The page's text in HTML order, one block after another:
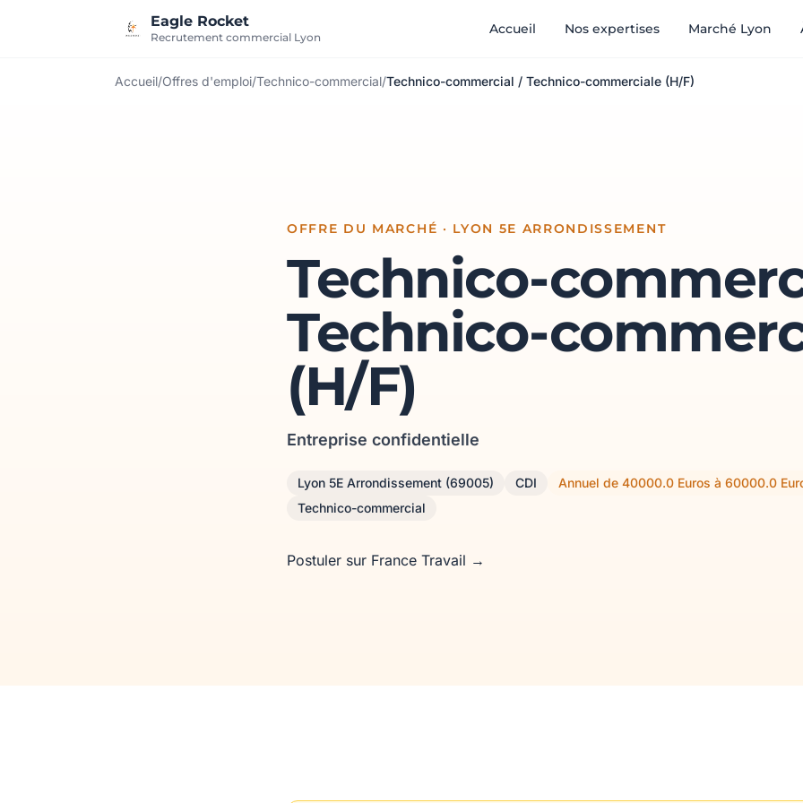
Eagle Rocket
Recrutement commercial Lyon
Accueil Nos expertises Marché Lyon
Accueil/Offres d'emploi/Technico-commercial/Technico-commercial / Technico-commerciale (H/F)
OFFRE DU MARCHÉ · LYON 5E ARRONDISSEMENT
Technico-
Technico-
(H/F)
Entreprise confidentielle
Lyon 5E Arrondissement (69005) CDI
Annuel de 40000.0 Euros à 60000.0
Technico-commercial
Postuler sur France Travail →